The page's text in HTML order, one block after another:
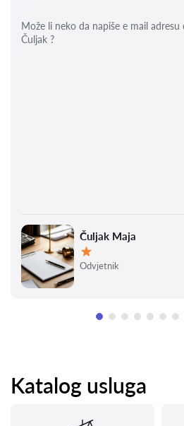
Čuljak Maja
Ocjena:
Odvjetnik
Može li neko da napiše e mail
Čuljak ?
Katalog usluga